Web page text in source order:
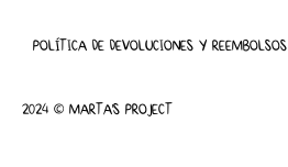
POLÍTICA DE DEVOLUCIONES Y REEMBOLSOS
2024 © MARTA'S PROJECT